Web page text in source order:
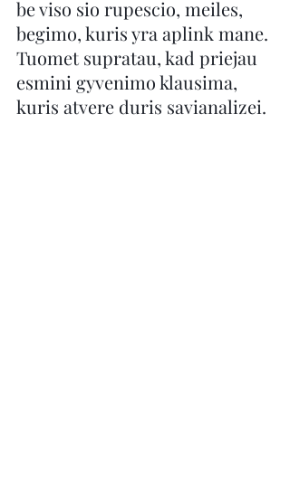
be viso sio rupescio, meiles,
begimo, kuris yra aplink mane.
Tuomet supratau, kad priejau
esmini gyvenimo klausima,
kuris atvere duris savianalizei.